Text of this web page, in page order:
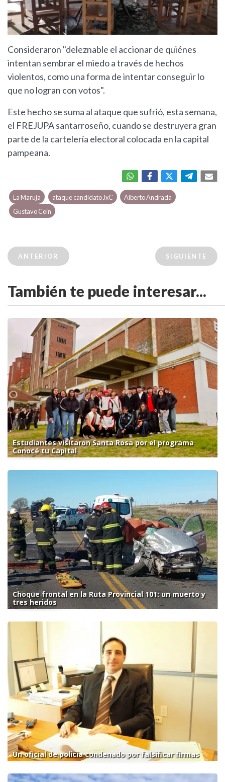
Consideraron "deleznable el accionar de quiénes
intentan sembrar el miedo a través de hechos
violentos, como una forma de intentar conseguir lo
que no logran con votos".
Este hecho se suma al ataque que sufrió, esta semana,
el FREJUPA santarroseño, cuando se destruyera gran
parte de la cartelería electoral colocada en la capital
pampeana.
La Maruja ataque candidato JxC
Alberto Andrada
Gustavo Cein
ANTERIOR SIGUIENTE
También te puede interesar...
Estudiantes visitaron Santa Rosa por el programa
Conocé tu Capital
Choque frontal en la Ruta Provincial 101: un muerto y
tres heridos
Un oficial de policía condenado por falsificar firmas